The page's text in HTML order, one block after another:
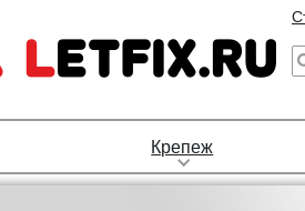
Крепеж